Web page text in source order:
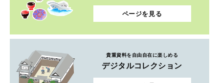
ページを見る
貴重資料を自由自在に楽しめる
デジタルコレクション